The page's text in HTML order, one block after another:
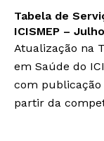
Tabela de
ICISMEP –
Atualização na
em Saúde do
com publicação
partir da